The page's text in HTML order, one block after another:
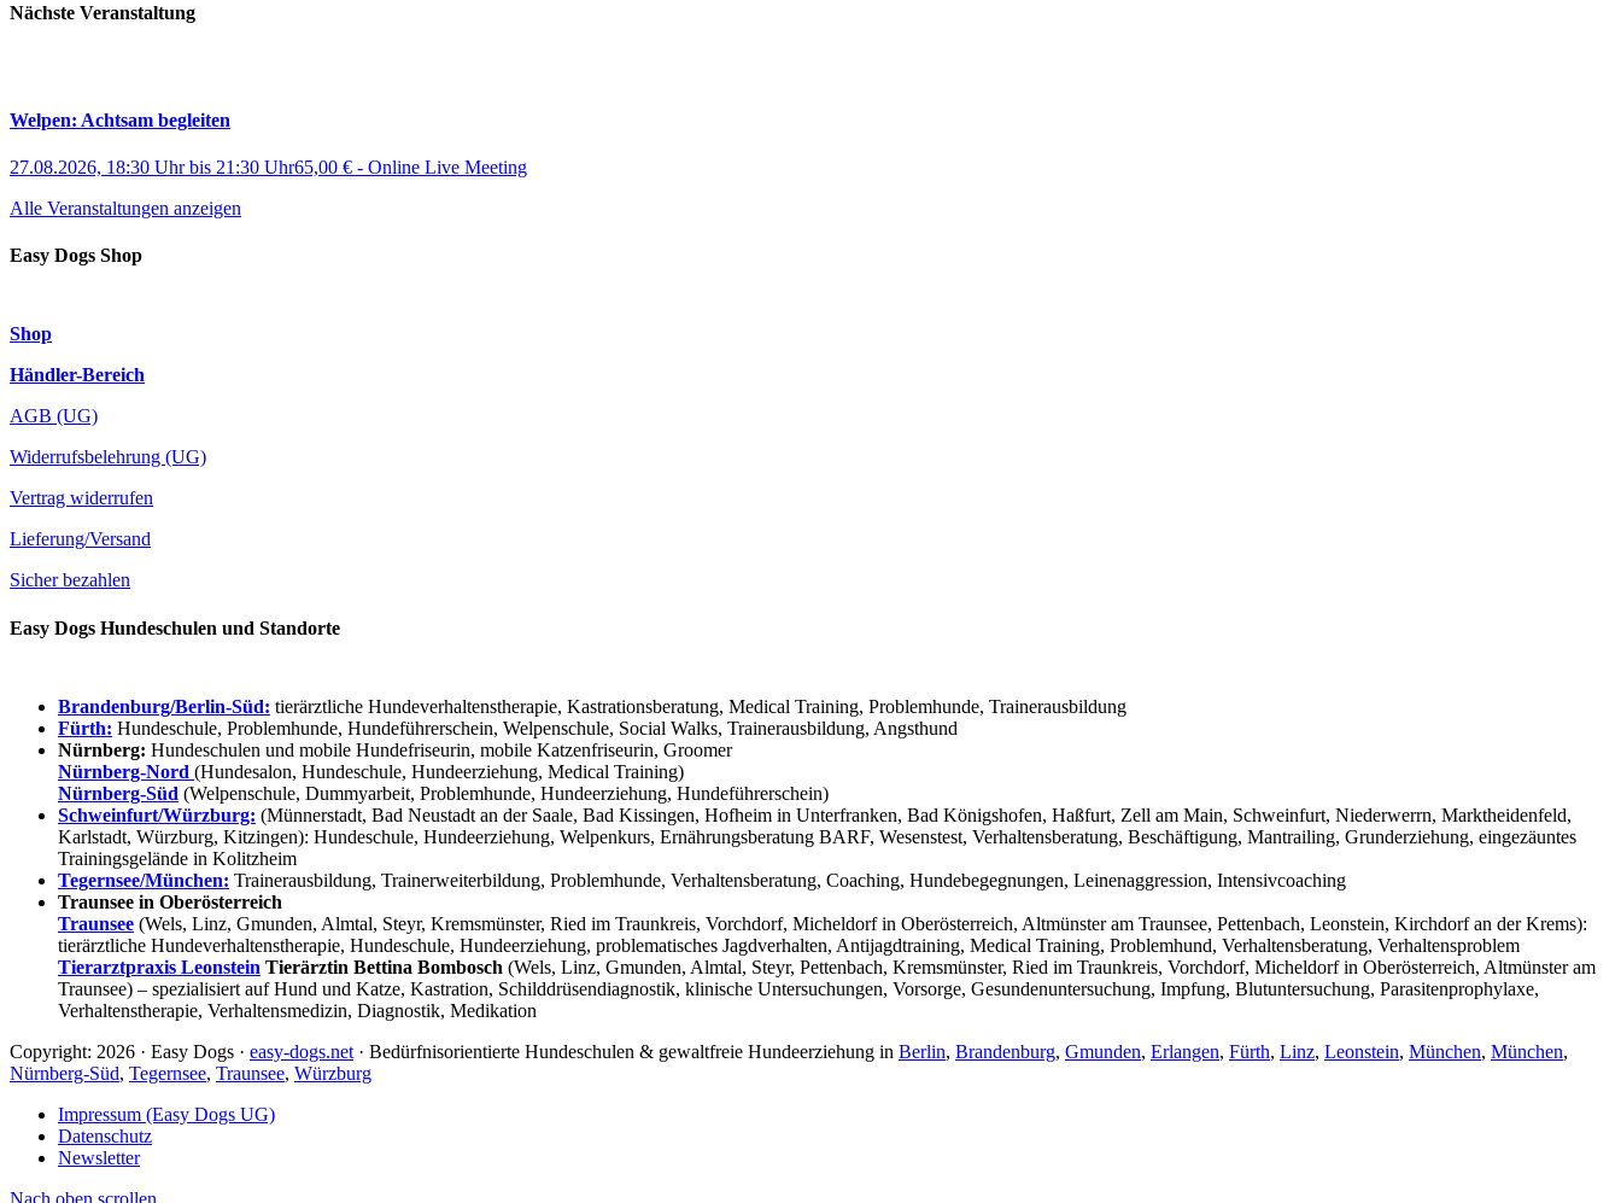
Nächste Veranstaltung
Welpen: Achtsam begleiten
27.08.2026, 18:30 Uhrbis 21:30 Uhr65,00 € - Online Live Meeting
Alle Veranstaltungen anzeigen
Easy Dogs Shop
Shop
Händler-Bereich
AGB (UG)
Widerrufsbelehrung (UG)
Vertrag widerrufen
Lieferung/Versand
Sicher bezahlen
Easy Dogs Hundeschulen und Standorte
Brandenburg/Berlin-Süd: tierärztliche Hundeverhaltenstherapie, Kastrationsberatung, Medical Training, Problemhunde, Trainerausbildung
Fürth: Hundeschule, Problemhunde, Hundeführerschein, Welpenschule, Social Walks, Trainerausbildung, Angsthund
Nürnberg: Hundeschulen und mobile Hundefriseurin, mobile Katzenfriseurin, Groomer
Nürnberg-Nord (Hundesalon, Hundeschule, Hundeerziehung, Medical Training)
Nürnberg-Süd (Welpenschule, Dummyarbeit, Problemhunde, Hundeerziehung, Hundeführerschein)
Schweinfurt/Würzburg: (Münnerstadt, Bad Neustadt an der Saale, Bad Kissingen, Hofheim in Unterfranken, Bad Königshofen, Haßfurt, Zell am Main, Schweinfurt, Niederwerrn, Marktheidenfeld,
Karlstadt, Würzburg, Kitzingen): Hundeschule, Hundeerziehung, Welpenkurs, Ernährungsberatung BARF, Wesenstest, Verhaltensberatung, Beschäftigung, Mantrailing, Grunderziehung, eingezäuntes
Trainingsgelände in Kolitzheim
Tegernsee/München: Trainerausbildung, Trainerweiterbildung, Problemhunde, Verhaltensberatung, Coaching, Hundebegegnungen, Leinenaggression, Intensivcoaching
Traunsee in Oberösterreich
Traunsee (Wels, Linz, Gmunden, Almtal, Steyr, Kremsmünster, Ried im Traunkreis, Vorchdorf, Micheldorf in Oberösterreich, Altmünster am Traunsee, Pettenbach, Leonstein, Kirchdorf an der Krems):
tierärztliche Hundeverhaltenstherapie, Hundeschule, Hundeerziehung, problematisches Jagdverhalten, Antijagdtraining, Medical Training, Problemhund, Verhaltensberatung, Verhaltensproblem
Tierarztpraxis Leonstein Tierärztin Bettina Bombosch (Wels, Linz, Gmunden, Almtal, Steyr, Pettenbach, Kremsmünster, Ried im Traunkreis, Vorchdorf, Micheldorf in Oberösterreich, Altmünster am
Traunsee) – spezialisiert auf Hund und Katze, Kastration, Schilddrüsendiagnostik, klinische Untersuchungen, Vorsorge, Gesundenuntersuchung, Impfung, Blutuntersuchung, Parasitenprophylaxe,
Verhaltenstherapie, Verhaltensmedizin, Diagnostik, Medikation
Copyright: 2026 · Easy Dogs · easy-dogs.net · Bedürfnisorientierte Hundeschulen & gewaltfreie Hundeerziehung in Berlin, Brandenburg, Gmunden, Erlangen, Fürth, Linz, Leonstein, München, München,
Nürnberg-Süd, Tegernsee, Traunsee, Würzburg
Impressum (Easy Dogs UG)
Datenschutz
Newsletter
Nach oben scrollen